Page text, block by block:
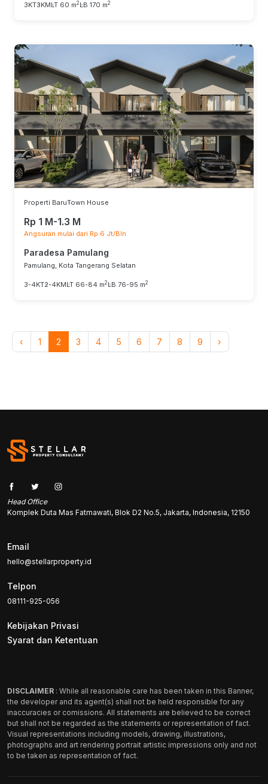
3KT3KMLT 60 m2 LB 170 m2
Properti BaruTown House
Rp 1 M-1.3 M
Angsuran mulai dari Rp 6 Jt/Bln
Paradesa Pamulang
Pamulang, Kota Tangerang Selatan
3-4KT2-4KMLT 66-84 m2 LB 76-95 m2
‹ 1 2 3 4 5 6 7 8 9 ›
Head Office
Komplek Duta Mas Fatmawati, Blok D2 No.5, Jakarta, Indonesia, 12150
Email
hello@stellarproperty.id
Telpon
08111-925-056
Kebijakan Privasi
Syarat dan Ketentuan
DISCLAIMER : While all reasonable care has been taken in this Banner,
the developer and its agent(s) shall not be held responsible for any
inaccuracies or comissions. All statements are believed to be correct
but shall not be regarded as the statements or representation of fact.
Visual representations including models, drawing, illustrations,
photographs and art rendering portrait artistic impressions only and not
to be taken as representation of fact.